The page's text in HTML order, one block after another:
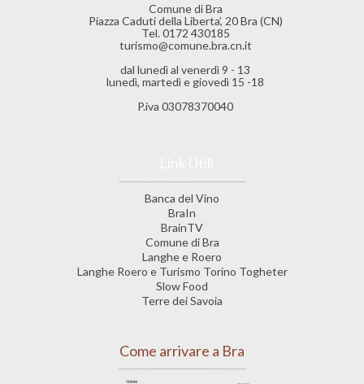
Comune di Bra
Piazza Caduti della Liberta’, 20 Bra (CN)
Tel. 0172 430185
turismo@comune.bra.cn.it
dal lunedì al venerdì 9 - 13
lunedì, martedì e giovedì 15 -18
P.iva 03078370040
Banca del Vino
BraIn
BrainTV
Comune di Bra
Langhe e Roero
Langhe Roero e Turismo Torino Togheter
Slow Food
Terre dei Savoia
Come arrivare a Bra